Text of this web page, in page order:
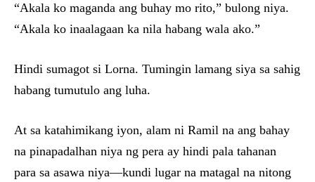
“Akala ko maganda ang buhay mo rito,” bulong niya.
“Akala ko inaalagaan ka nila habang wala ako.”
Hindi sumagot si Lorna. Tumingin lamang siya sa sahig
habang tumutulo ang luha.
At sa katahimikang iyon, alam ni Ramil na ang bahay
na pinapadalhan niya ng pera ay hindi pala tahanan
para sa asawa niya—kundi lugar na matagal na nitong